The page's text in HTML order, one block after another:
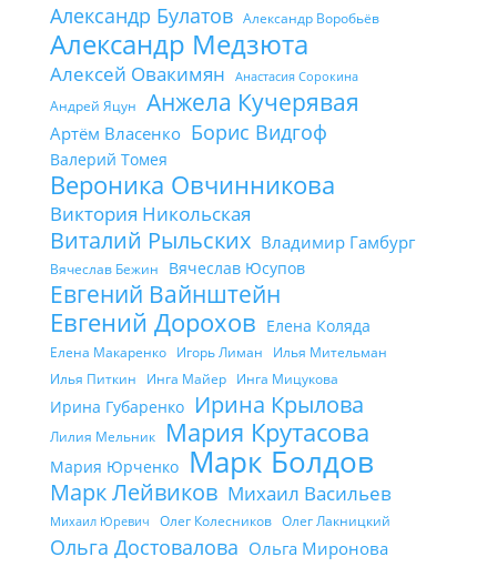
Александр Булатов Александр Воробьёв
Александр Медзюта
Алексей Овакимян Анастасия Сорокина
Андрей Яцун Анжела Кучерявая
Артём Власенко Борис Видгоф
Валерий Томея
Вероника Овчинникова
Виктория Никольская
Виталий Рыльских Владимир Гамбург
Вячеслав Бежин Вячеслав Юсупов
Евгений Вайнштейн
Евгений Дорохов Елена Коляда
Елена Макаренко Игорь Лиман
Илья Мительман
Илья Питкин
Инга Майер Инга Мицукова
Ирина Губаренко Ирина Крылова
Лилия Мельник Мария Крутасова
Мария Юрченко Марк Болдов
Марк Лейвиков Михаил Васильев
Михаил Юревич Олег Колесников Олег Лакницкий
Ольга Достовалова Ольга Миронова